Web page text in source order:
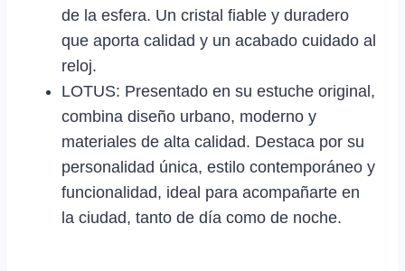
de la esfera. Un cristal fiable y duradero
que aporta calidad y un acabado cuidado al
reloj.
LOTUS: Presentado en su estuche original,
combina diseño urbano, moderno y
materiales de alta calidad. Destaca por su
personalidad única, estilo contemporáneo y
funcionalidad, ideal para acompañarte en
la ciudad, tanto de día como de noche.